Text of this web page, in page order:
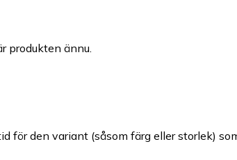
produkten ännu.
för den variant (såsom färg eller storlek)